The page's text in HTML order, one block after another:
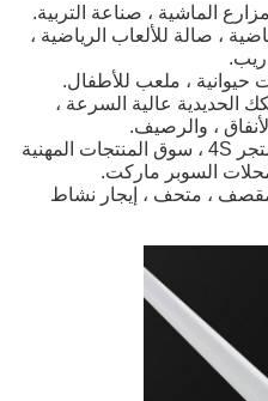
الماشية ، صناعة التربية.
، صالة للألعاب الرياضية ،
حيوانية ، ملعب للأطفال.
الحديدية عالية السرعة ،
، والرصيف.
أماكن الأعمال: مركز المعارض ، متجر 4S ، سوق المنتجات المهنية
السوبر ماركت.
مقصف ، متحف ، إيجار نشاط